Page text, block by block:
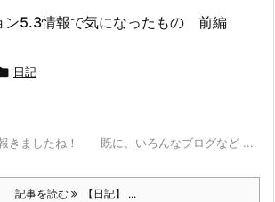
ン5.3情報で気になったもの 前編
日記
きましたね！ 既に、いろんなブログなど ...
記事を読む 【日記】 ...